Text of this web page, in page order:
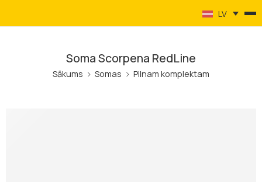
LV
Soma Scorpena RedLine
Sākums Somas Pilnam komplektam